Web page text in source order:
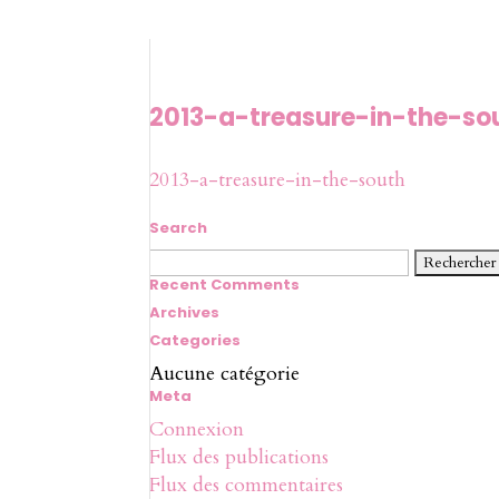
2013-a-treasure-in-the-
2013-a-treasure-in-the-south
Search
Rechercher :
Recent Comments
Archives
Categories
Aucune catégorie
Meta
Connexion
Flux des publications
Flux des commentaires